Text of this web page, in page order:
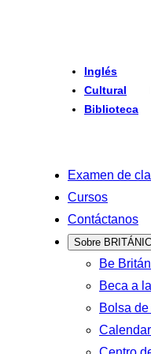
Inglés
Cultural
Biblioteca
Examen de
Cursos
Contáctanos
Sobre
Be
Beca a
Bolsa